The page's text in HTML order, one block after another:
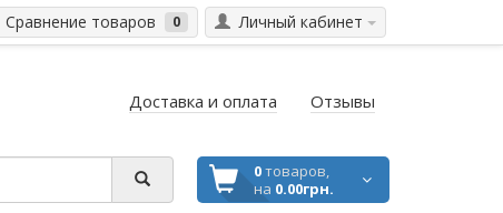
Сравнение товаров 0 Личный кабинет
Доставка и оплата Отзывы
0товаров,
на 0.00грн.